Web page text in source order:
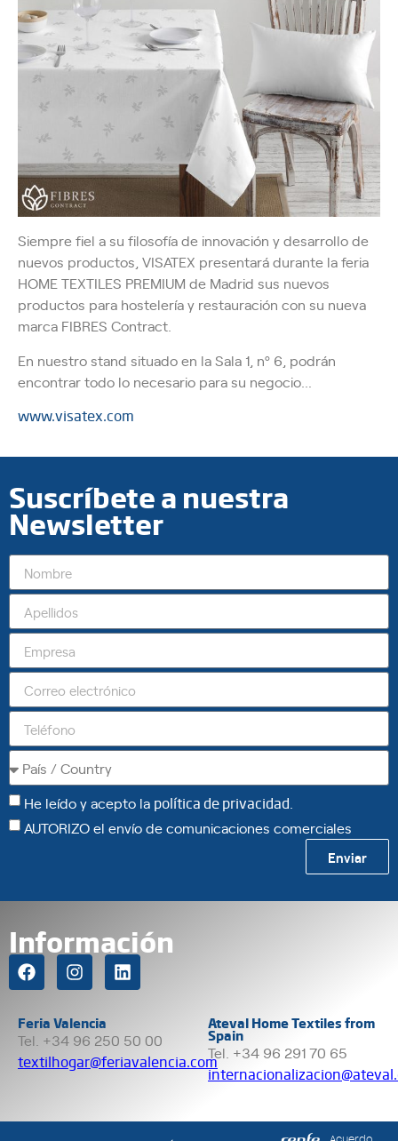
Siempre fiel a su filosofía de innovación y desarrollo de
nuevos productos, VISATEX presentará durante la feria
HOME TEXTILES PREMIUM de Madrid sus nuevos
productos para hostelería y restauración con su nueva
marca FIBRES Contract.
En nuestro stand situado en la Sala 1, nº 6, podrán
encontrar todo lo necesario para su negocio…
www.visatex.com
Suscríbete a nuestra
Newsletter
He leído y acepto la política de privacidad
AUTORIZO el envío de comunicaciones comerciales
Enviar
Información
Feria Valencia
Tel. +34 96 250 50 00
textilhogar@feriavalencia.com
Ateval Home Textiles from
Spain
Tel. +34 96 291 70 65